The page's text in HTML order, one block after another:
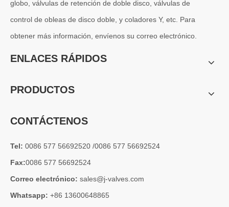
globo, válvulas de retención de doble disco, válvulas de
control de obleas de disco doble, y coladores Y, etc. Para
obtener más información, envíenos su correo electrónico.
ENLACES RÁPIDOS
PRODUCTOS
CONTÁCTENOS
Tel: 0086 577 56692520 /0086 577 56692524
Fax:0086 577 56692524
Correo electrónico: sales@j-valves.com
Whatsapp: +86 13600648865